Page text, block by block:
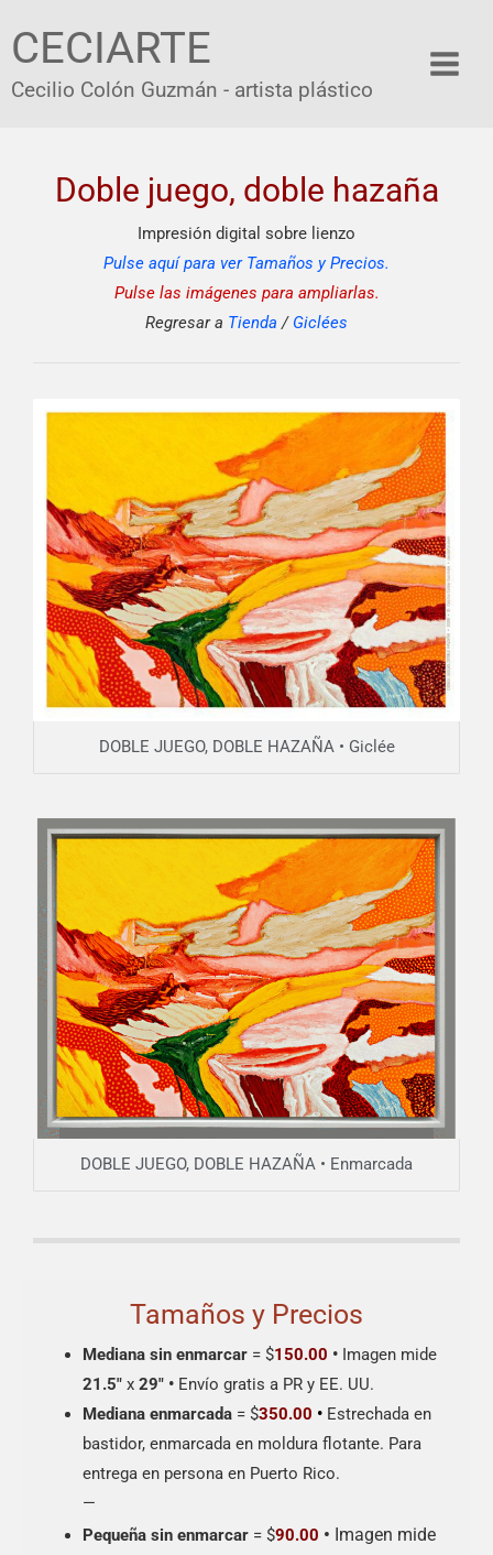
CECIARTE
Cecilio Colón Guzmán - artista plástico
Doble juego, doble hazaña
Impresión digital sobre lienzo
Pulse aquí para ver Tamaños y Precios.
Pulse las imágenes para ampliarlas.
Regresar a Tienda / Giclées
DOBLE JUEGO, DOBLE HAZAÑA • Giclée
DOBLE JUEGO, DOBLE HAZAÑA • Enmarcada
Tamaños y Precios
Mediana sin enmarcar = $150.00 • Imagen mide
21.5″ x 29″ • Envío gratis a PR y EE. UU.
Mediana enmarcada = $350.00 • Estrechada en
bastidor, enmarcada en moldura flotante. Para
entrega en persona en Puerto Rico.
—
Pequeña sin enmarcar = $90.00 • Imagen mide